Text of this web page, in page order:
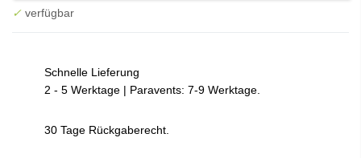
✓ verfügbar
Schnelle Lieferung
2 - 5 Werktage | Paravents: 7-9 Werktage.
30 Tage Rückgaberecht.